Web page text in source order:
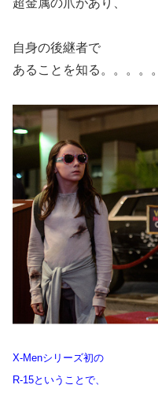
超金属の爪があり、
自身の後継者で
あることを知る。。。。。
X-Menシリーズ初の
R-15ということで、